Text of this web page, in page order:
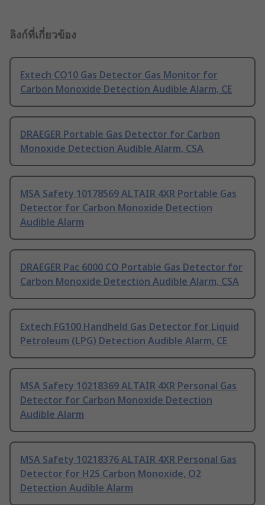
ลิงก์ที่เกี่ยวข้อง
Extech CO10 Gas Detector Gas Monitor for
Carbon Monoxide Detection Audible Alarm, CE
DRAEGER Portable Gas Detector for Carbon
Monoxide Detection Audible Alarm, CSA
MSA Safety 10178569 ALTAIR 4XR Portable Gas
Detector for Carbon Monoxide Detection
Audible Alarm
DRAEGER Pac 6000 CO Portable Gas Detector for
Carbon Monoxide Detection Audible Alarm, CSA
Extech FG100 Handheld Gas Detector for Liquid
Petroleum (LPG) Detection Audible Alarm, CE
MSA Safety 10218369 ALTAIR 4XR Personal Gas
Detector for Carbon Monoxide Detection
Audible Alarm
MSA Safety 10218376 ALTAIR 4XR Personal Gas
Detector for H2S Carbon Monoxide, O2
Detection Audible Alarm